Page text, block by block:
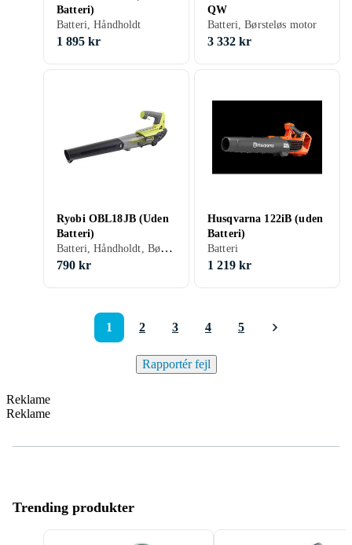
Batteri)
Batteri, Håndholdt
1 895 kr
QW
Batteri, Børsteløs motor
3 332 kr
Ryobi OBL18JB (Uden
Batteri)
Batteri, Håndholdt, Børsteløs motor, Variabel hastighed, Mulcher
790 kr
Husqvarna 122iB (uden
Batteri)
Batteri
1 219 kr
1 2 3 4 5
Rapportér fejl
Reklame
Reklame
Trending produkter